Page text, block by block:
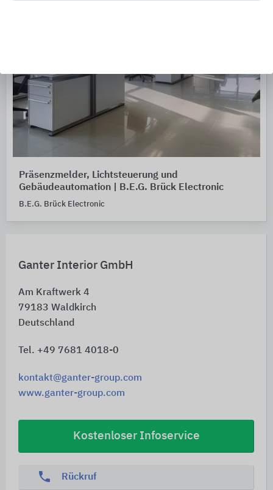
Ganter Interior GmbH
Am Kraftwerk 4
79183 Waldkirch
Deutschland
Tel. +49 7681 4018-0
kontakt@ganter-group.com
www.ganter-group.com
Kostenloser Infoservice
phone Rückruf
Präsenzmelder, Lichtsteuerung und
Gebäudeautomation | B.E.G. Brück Electronic
B.E.G. Brück Electronic